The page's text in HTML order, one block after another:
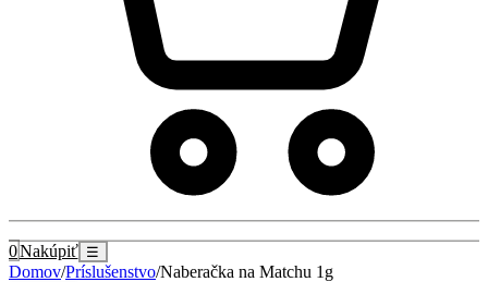
0Nakúpiť ☰
Domov/Príslušenstvo/Naberačka na Matchu 1g